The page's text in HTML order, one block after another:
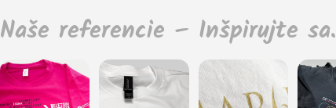
Naše referencie – Inšpirujte